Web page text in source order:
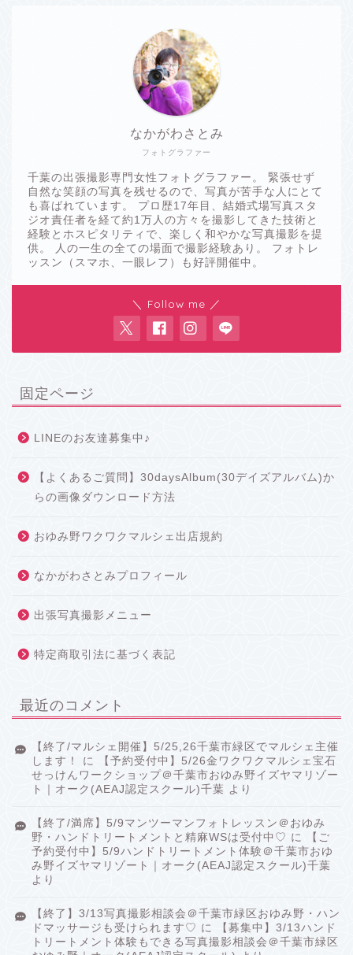
フォトグラファー
なかがわさとみ
千葉の出張撮影専門女性フォトグラファー。 緊張せず
自然な笑顔の写真を残せるので、写真が苦手な人にとて
も喜ばれています。 プロ歴17年目、結婚式場写真スタ
ジオ責任者を経て約1万人の方々を撮影してきた技術と
経験とホスピタリティで、楽しく和やかな写真撮影を提
供。 人の一生の全ての場面で撮影経験あり。 フォトレ
ッスン（スマホ、一眼レフ）も好評開催中。
＼ Follow me ／
固定ページ
LINEのお友達募集中♪
【よくあるご質問】30daysAlbum(30デイズアルバム)か
らの画像ダウンロード方法
おゆみ野ワクワクマルシェ出店規約
なかがわさとみプロフィール
出張写真撮影メニュー
特定商取引法に基づく表記
最近のコメント
【終了/マルシェ開催】5/25,26千葉市緑区でマルシェ主催
します！
に
【予約受付中】5/26金ワクワクマルシェ宝石
せっけんワークショップ＠千葉市おゆみ野イズヤマリゾー
ト｜オーク(AEAJ認定スクール)千葉 より
【終了/満席】5/9マンツーマンフォトレッスン＠おゆみ
野・ハンドトリートメントと精麻WSは受付中♡ に
【ご
予約受付中】5/9ハンドトリートメント体験＠千葉市おゆ
み野イズヤマリゾート｜オーク(AEAJ認定スクール)千葉
より
【終了】3/13写真撮影相談会＠千葉市緑区おゆみ野・ハン
ドマッサージも受けられます♡ に
【募集中】3/13ハンド
トリートメント体験もできる写真撮影相談会＠千葉市緑区